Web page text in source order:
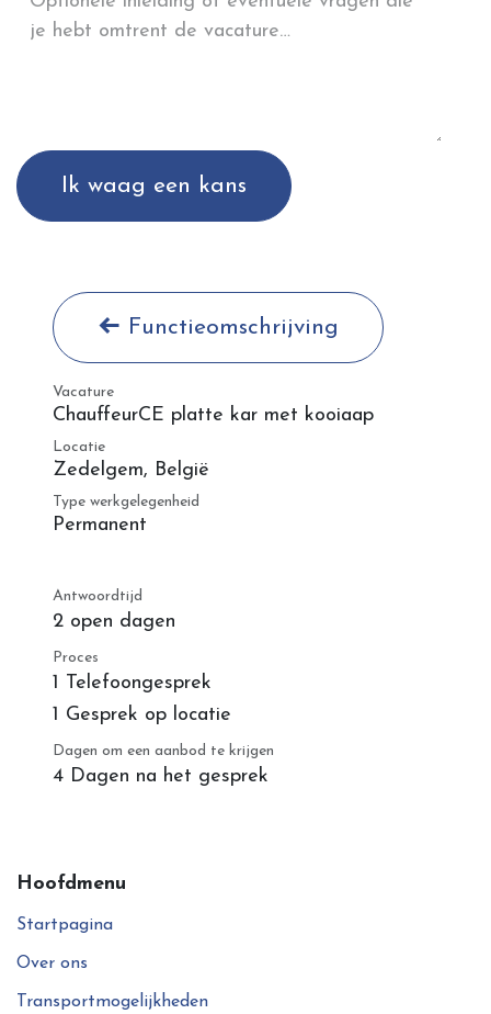
Ik waag een kans
Functieomschrijving
Vacature
ChauffeurCE platte kar met kooiaap
Locatie
Zedelgem, België
Type werkgelegenheid
Permanent
Antwoordtijd
2 open dagen
Proces
1 Telefoongesprek
1 Gesprek op locatie
Dagen om een aanbod te krijgen
4 Dagen na het gesprek
Hoofdmenu
Startpagina
Over ons
Transportmogelijkheden